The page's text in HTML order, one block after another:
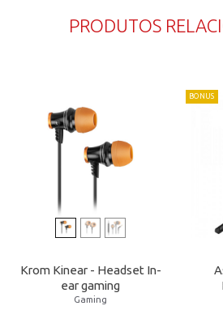
PRODUTOS
Krom Kinear - Headset In-
ear gaming
Gaming
BONUS